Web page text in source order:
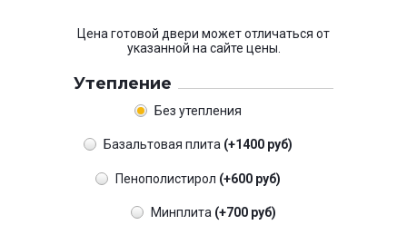
Цена готовой двери может отличаться от
указанной на сайте цены.
Утепление
Без утепления
Базальтовая плита (+1400 руб)
Пенополистирол (+600 руб)
Минплита (+700 руб)